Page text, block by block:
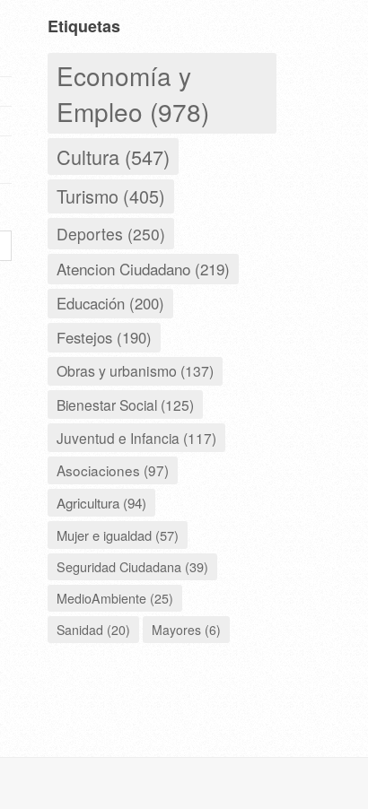
Etiquetas
Economía y
Empleo (978)
Cultura (547)
Turismo (405)
Deportes (250)
Atencion Ciudadano (219)
Educación (200)
Festejos (190)
Obras y urbanismo (137)
Bienestar Social (125)
Juventud e Infancia (117)
Asociaciones (97)
Agricultura (94)
Mujer e igualdad (57)
Seguridad Ciudadana (39)
MedioAmbiente (25)
Sanidad (20)
Mayores (6)